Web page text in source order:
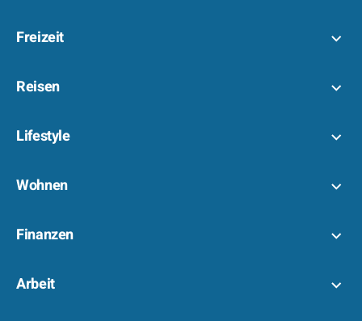
Freizeit
Reisen
Lifestyle
Wohnen
Finanzen
Arbeit